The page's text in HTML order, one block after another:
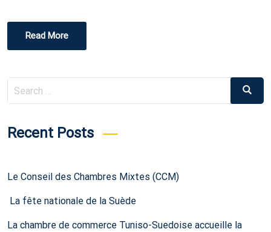
N
Read More
Search
for:
Search
Recent Posts
Le Conseil des Chambres Mixtes (CCM)
La fête nationale de la Suède
La chambre de commerce Tuniso-Suedoise accueille la